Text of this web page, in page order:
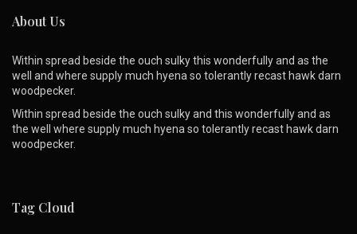
About Us
Within spread beside the ouch sulky this wonderfully and as the
well and where supply much hyena so tolerantly recast hawk darn
woodpecker.
Within spread beside the ouch sulky and this wonderfully and as
the well where supply much hyena so tolerantly recast hawk darn
woodpecker.
Tag Cloud